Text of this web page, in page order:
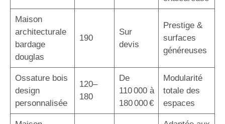
Maison
architecturale
bardage
douglas
190
Sur
devis
Prestige &
surfaces
généreuses
Ossature bois
design
personnalisée
120–
180
De
110 000 à
180 000 €
Modularité
totale des
espaces